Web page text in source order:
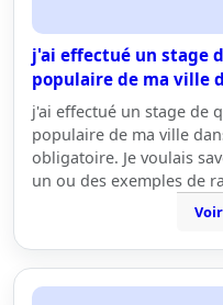
j'ai effectué un stage
populaire de ma ville
j'ai effectué un stage de
populaire de ma ville
obligatoire. Je voulais
un ou des exemples de